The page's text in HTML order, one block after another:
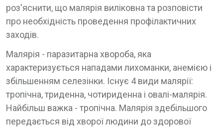
роз'яснити, що малярія виліковна та розповісти
про необхідність проведення профілактичних
заходів.
Малярія - паразитарна хвороба, яка
характеризується нападами лихоманки, анемією і
збільшенням селезінки. Існує 4 види малярії:
тропічна, триденна, чотириденна і овалі-малярія.
Найбільш важка - тропічна. Малярія здебільшого
передається від хворої людини до здорової